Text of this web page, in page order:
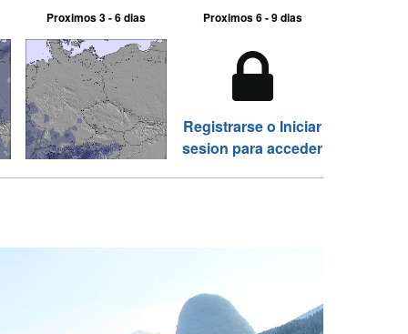
Proximos 3 - 6 dias Proximos 6 - 9 dias
Registrarse o Iniciar
sesion para acceder